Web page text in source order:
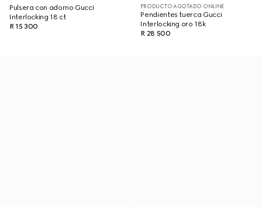
Pulsera con adorno Gucci
Interlocking 18 ct
R 15 300
PRODUCTO AGOTADO ONLINE
Pendientes tuerca Gucci
Interlocking oro 18k
R 28 500